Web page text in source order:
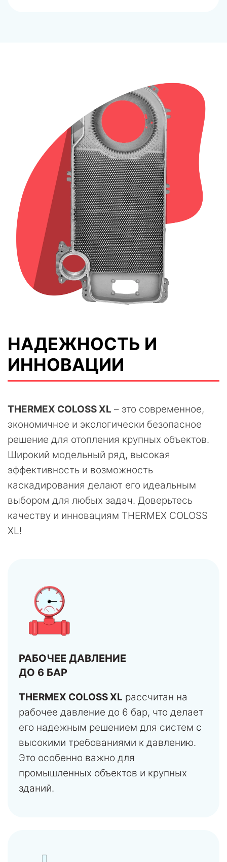
НАДЕЖНОСТЬ И
ИННОВАЦИИ
THERMEX COLOSS XL – это современное,
экономичное и экологически безопасное
решение для отопления крупных объектов.
Широкий модельный ряд, высокая
эффективность и возможность
каскадирования делают его идеальным
выбором для любых задач. Доверьтесь
качеству и инновациям THERMEX COLOSS
XL!
РАБОЧЕЕ ДАВЛЕНИЕ
ДО 6 БАР
THERMEX COLOSS XL рассчитан на
рабочее давление до 6 бар, что делает
его надежным решением для систем с
высокими требованиями к давлению.
Это особенно важно для
промышленных объектов и крупных
зданий.